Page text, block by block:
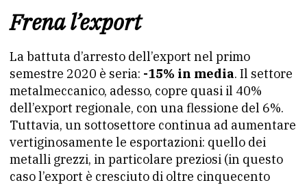
Frena l’export
La battuta d’arresto dell’export nel primo
semestre 2020 è seria: -15% in media. Il settore
metalmeccanico, adesso, copre quasi il 40%
dell’export regionale, con una flessione del 6%.
Tuttavia, un sottosettore continua ad aumentare
vertiginosamente le esportazioni: quello dei
metalli grezzi, in particolare preziosi (in questo
caso l’export è cresciuto di oltre cinquecento